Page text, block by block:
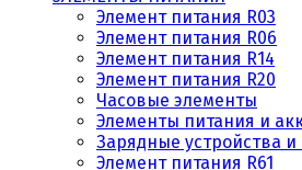
Элемент питания R03
Элемент питания R06
Элемент питания R14
Элемент питания R20
Часовые элементы
Элементы питания и
Зарядные устройства и
Элемент питания R61